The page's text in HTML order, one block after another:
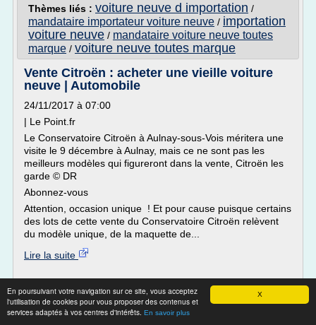
X
En poursuivant votre navigation sur ce site, vous acceptez
l'utilisation de cookies pour vous proposer des contenus et
services adaptés à vos centres d'intérêts. En savoir plus
Thèmes liés : voiture neuve d importation /
mandataire importateur voiture neuve / importation
voiture neuve / mandataire voiture neuve toutes
marque / voiture neuve toutes marque
Vente Citroën : acheter une vieille voiture
neuve | Automobile
24/11/2017 à 07:00
| Le Point.fr
Le Conservatoire Citroën à Aulnay-sous-Vois méritera une
visite le 9 décembre à Aulnay, mais ce ne sont pas les
meilleurs modèles qui figureront dans la vente, Citroën les
garde © DR
Abonnez-vous
Attention, occasion unique ! Et pour cause puisque certains
des lots de cette vente du Conservatoire Citroën relèvent
du modèle unique, de la maquette de...
Lire la suite
Thèmes liés :vente de voiture d occasion dans l eure
marche de vente de voiture d occasion dan paris